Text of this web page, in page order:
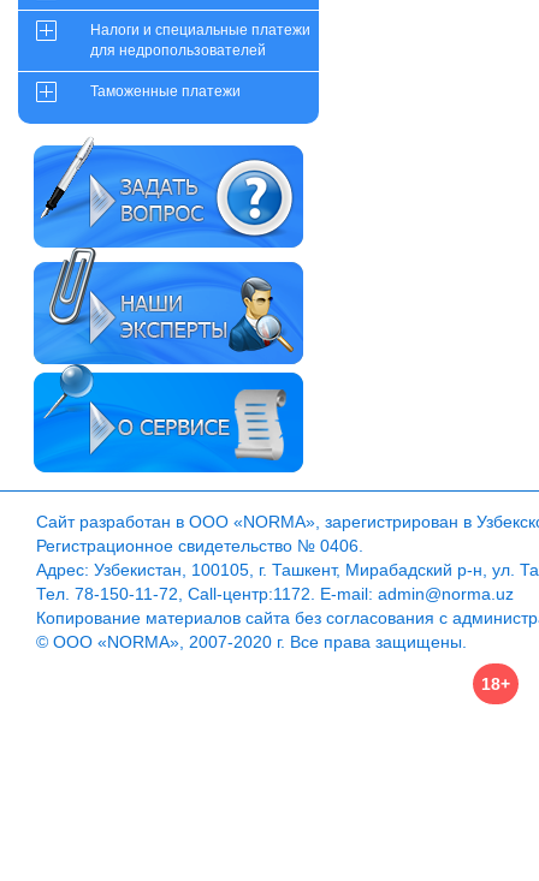
Налоги и специальные платежи
для недропользователей
Таможенные платежи
Сайт разработан в ООО «NORMA», зарегистрирован в
Регистрационное свидетельство № 0406.
Адрес: Узбекистан, 100105, г. Ташкент, Мирабадский р-н, ул.
Тел. 78-150-11-72, Call-центр:1172. E-mail: admin@norma.uz
Копирование материалов сайта без согласования с
© ООО «NORMA», 2007-2020 г. Все права защищены.
18+